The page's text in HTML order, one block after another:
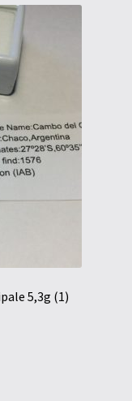
5,3g (1)